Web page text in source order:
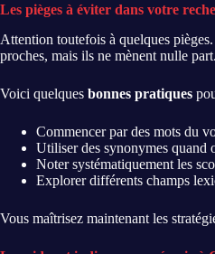
Les pièges à éviter dans votre
Attention toutefois à quelques
proches, mais ils ne mènent nulle
Voici quelques bonnes pratiques
Commencer par des mots du
Utiliser des synonymes quand
Noter systématiquement les
Explorer différents champs
Vous maîtrisez maintenant les